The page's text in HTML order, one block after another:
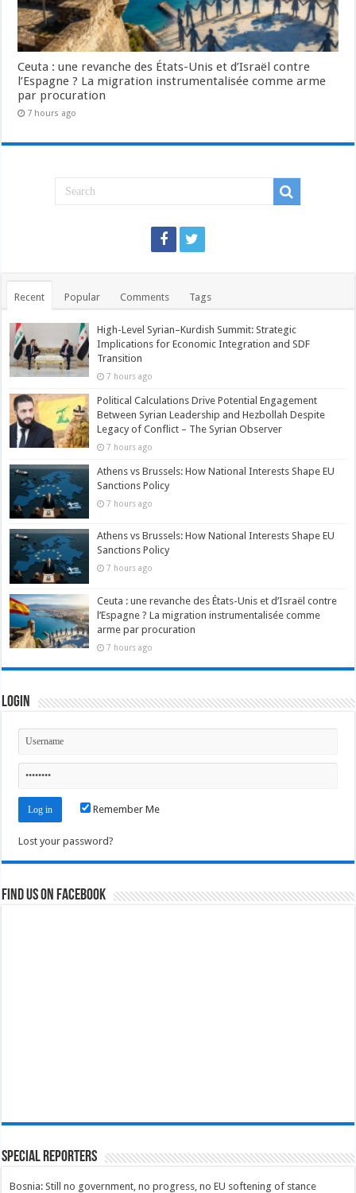
Ceuta : une revanche des États-Unis et d’Israël contre
l’Espagne ? La migration instrumentalisée comme arme
par procuration
7 hours ago
Recent Popular Comments Tags
High-Level Syrian–Kurdish Summit: Strategic
Implications for Economic Integration and SDF
Transition
7 hours ago
Political Calculations Drive Potential Engagement
Between Syrian Leadership and Hezbollah Despite
Legacy of Conflict – The Syrian Observer
7 hours ago
Athens vs Brussels: How National Interests Shape EU
Sanctions Policy
7 hours ago
Athens vs Brussels: How National Interests Shape EU
Sanctions Policy
7 hours ago
Ceuta : une revanche des États-Unis et d’Israël contre
l’Espagne ? La migration instrumentalisée comme
arme par procuration
7 hours ago
Login
Remember Me
Lost your password?
Find us on Facebook
Special Reporters
Bosnia: Still no government, no progress, no EU softening of stance